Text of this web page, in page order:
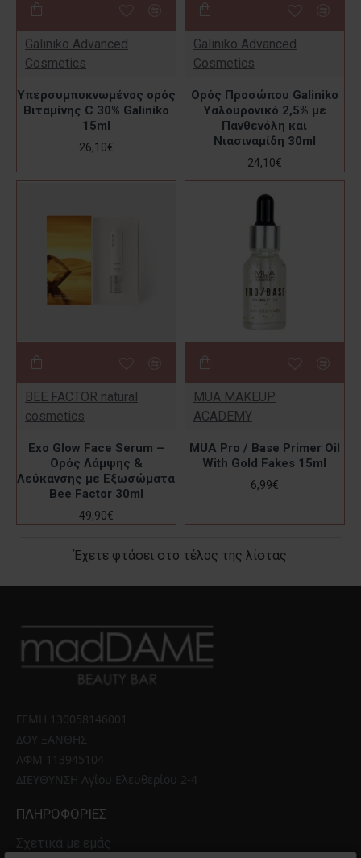
Galiniko Advanced
Cosmetics
Υπερσυμπυκνωμένος ορός
Βιταμίνης C 30% Galiniko
15ml
26,10€
Galiniko Advanced
Cosmetics
Ορός Προσώπου Galiniko
Υαλουρονικό 2,5% με
Πανθενόλη και
Νιασιναμίδη 30ml
24,10€
BEE FACTOR natural
cosmetics
Exo Glow Face Serum –
Ορός Λάμψης &
Λεύκανσης με Εξωσώματα
Bee Factor 30ml
49,90€
MUA MAKEUP
ACADEMY
MUA Pro / Base Primer Oil
With Gold Fakes 15ml
6,99€
Έχετε φτάσει στο τέλος της λίστας
ΓΕΜΗ 130058146001
ΔΟΥ ΞΑΝΘΗΣ
ΑΦΜ 113945104
ΔΙΕΥΘΥΝΣΗ Αγίου Ελευθερίου 2-4
ΠΛΗΡΟΦΟΡΊΕΣ
Σχετικά με εμάς